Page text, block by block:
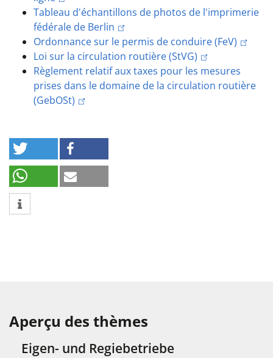
Tableau d'échantillons de photos de l'imprimerie
fédérale de Berlin
Ordonnance sur le permis de conduire (FeV)
Loi sur la circulation routière (StVG)
Règlement relatif aux taxes pour les mesures
prises dans le domaine de la circulation routière
(GebOSt)
Aperçu des thèmes
Eigen- und Regiebetriebe